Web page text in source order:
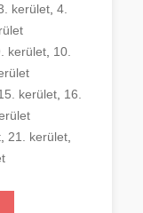
kerület, 4.
kerület, 10.
kerület, 16.
, 21. kerület,